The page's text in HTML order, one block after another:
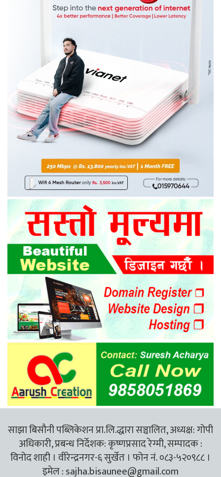
साझा बिसौनी पब्लिकेशन प्रा.लि.द्धारा सञ्चालित, अध्यक्ष: गोपी
अधिकारी, प्रबन्ध निर्देशक: कृष्णप्रसाद रेग्मी, सम्पादक :
विनोद शाही । वीरेन्द्रनगर-६ सुर्खेत । फोन नं. ०८३-५२०९८८ ।
इमेल :sajha.bisaunee@gmail.com